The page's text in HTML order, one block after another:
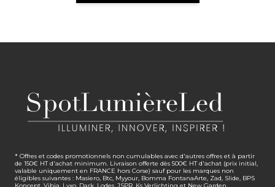
* Offres et codes promotionnels non cumulables avec d'autres offres et à partir
de 150€ HT d'achat minimum. Livraison offerte dès 500€ HT d'achat (prix initial,
valable uniquement en FRANCE hors Corse) sauf pour les marques non
éligibles suivantes : Masiero, Btc, Myyour, Bomma FontanaArte, Zad, Slide, BPS
Koncept, Vibia, Lyxo, Dark, Lodes, JSPR, Ks Verlichting et New Garden.